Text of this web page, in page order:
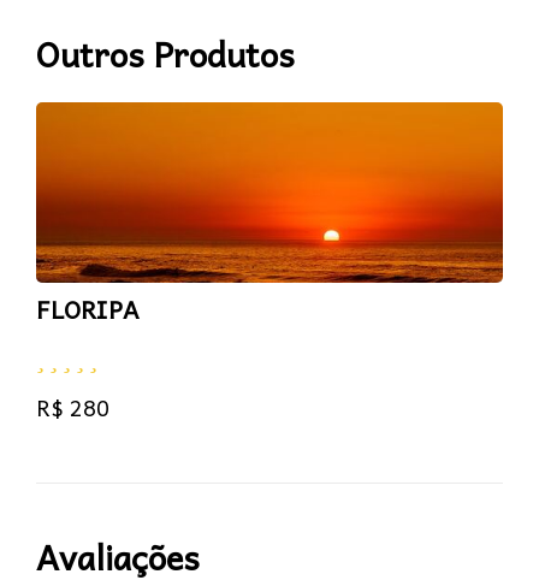
Outros Produtos
FLORIPA
R$ 280
Avaliações